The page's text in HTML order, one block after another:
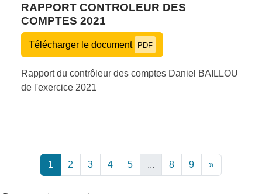
RAPPORT CONTROLEUR DES
COMPTES 2021
Télécharger le document PDF
Rapport du contrôleur des comptes Daniel BAILLOU
de l'exercice 2021
1 2 3 4 5 ... 8 9 »